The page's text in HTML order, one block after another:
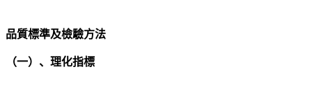
品質標準及檢驗方法
（一）、理化指標